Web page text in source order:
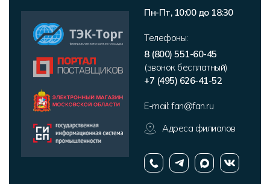
Пн-Пт, 10:00 до 18:30
Телефоны:
8 (800) 551-60-45
(звонок бесплатный)
+7 (495) 626-41-52
E-mail: fan@fan.ru
Адреса филиалов